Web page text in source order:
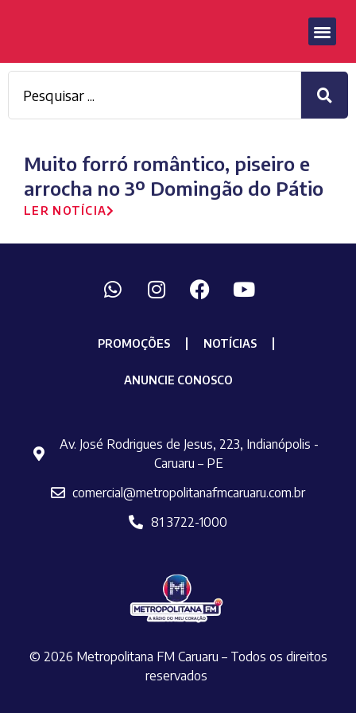
Muito forró romântico, piseiro e
arrocha no 3º Domingão do Pátio
LER NOTÍCIA
PROMOÇÕES NOTÍCIAS
ANUNCIE CONOSCO
Av. José Rodrigues de Jesus, 223, Indianópolis -
Caruaru – PE
comercial@metropolitanafmcaruaru.com.br
81 3722-1000
© 2026 Metropolitana FM Caruaru – Todos os direitos
reservados